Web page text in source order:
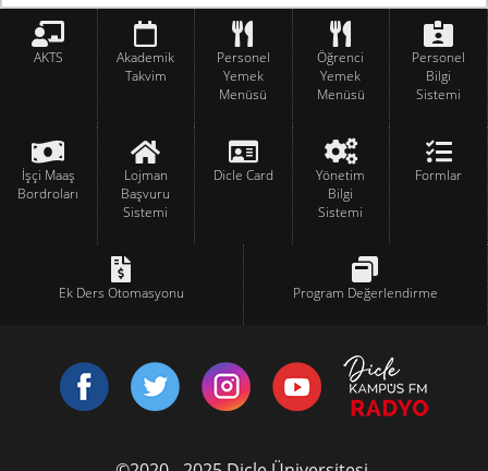
AKTS
Akademik
Takvim
Personel
Yemek
Menüsü
Öğrenci
Yemek
Menüsü
Personel
Bilgi
Sistemi
İşçi Maaş
Bordroları
Lojman
Başvuru
Sistemi
Dicle Card
Yönetim
Bilgi
Sistemi
Formlar
Ek Ders Otomasyonu Program Değerlendirme